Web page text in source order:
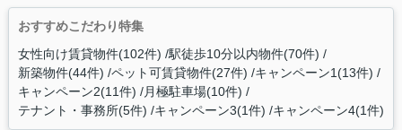
おすすめこだわり特集
女性向け賃貸物件(102件) 駅徒歩10分以内物件(70件)
新築物件(44件) ペット可賃貸物件(27件) キャンペーン1(13件)
キャンペーン2(11件) 月極駐車場(10件)
テナント・事務所(5件) キャンペーン3(1件) キャンペーン4(1件)